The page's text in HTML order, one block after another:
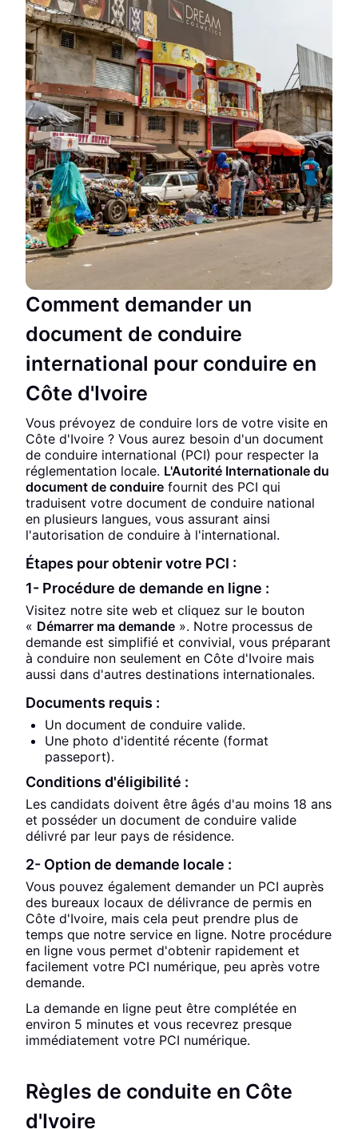
Comment demander un
document de conduire
international pour conduire en
Côte d'Ivoire
Vous prévoyez de conduire lors de votre visite en
Côte d'Ivoire ? Vous aurez besoin d'un document
de conduire international (PCI) pour respecter la
réglementation locale. L'Autorité Internationale du
document de conduire fournit des PCI qui
traduisent votre document de conduire national
en plusieurs langues, vous assurant ainsi
l'autorisation de conduire à l'international.
Étapes pour obtenir votre PCI :
1- Procédure de demande en ligne :
Visitez notre site web et cliquez sur le bouton
« Démarrer ma demande ». Notre processus de
demande est simplifié et convivial, vous préparant
à conduire non seulement en Côte d'Ivoire mais
aussi dans d'autres destinations internationales.
Documents requis :
Un document de conduire valide.
Une photo d'identité récente (format
passeport).
Conditions d'éligibilité :
Les candidats doivent être âgés d'au moins 18 ans
et posséder un document de conduire valide
délivré par leur pays de résidence.
2- Option de demande locale :
Vous pouvez également demander un PCI auprès
des bureaux locaux de délivrance de permis en
Côte d'Ivoire, mais cela peut prendre plus de
temps que notre service en ligne. Notre procédure
en ligne vous permet d'obtenir rapidement et
facilement votre PCI numérique, peu après votre
demande.
La demande en ligne peut être complétée en
environ 5 minutes et vous recevrez presque
immédiatement votre PCI numérique.
Règles de conduite en Côte
d'Ivoire